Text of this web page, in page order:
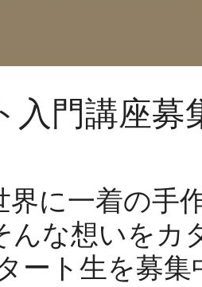
入門講座募
界に一着の手
んな想いをカ
ート生を募